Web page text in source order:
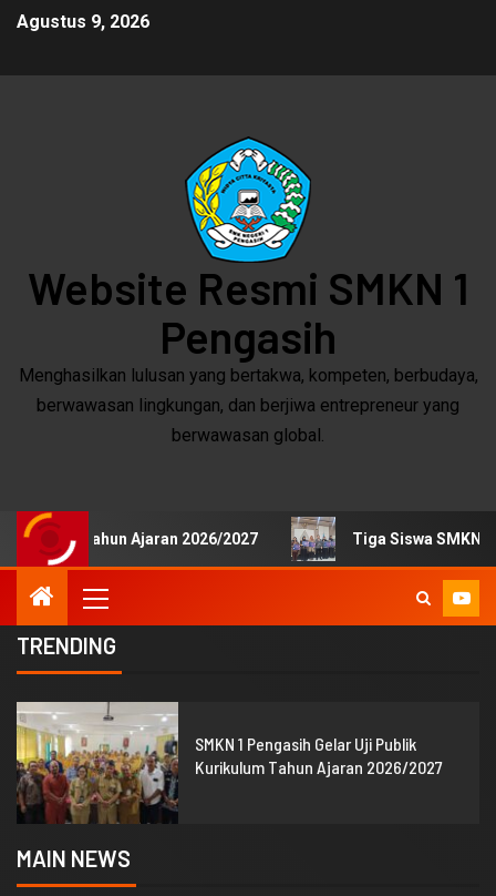
Agustus 9, 2026
Website Resmi SMKN 1
Pengasih
Menghasilkan lulusan yang bertakwa, kompeten, berbudaya,
berwawasan lingkungan, dan berjiwa entrepreneur yang
berwawasan global.
2026/2027 Tiga Siswa SMKN 1 Pengasih Raih
TRENDING
1
SMKN 1 Pengasih Gelar Uji Publik
Kurikulum Tahun Ajaran 2026/2027
MAIN NEWS